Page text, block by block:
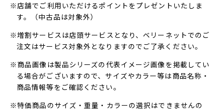
※店舗でご利用いただけるポイントをプレゼントいたしま
す。（中古品は対象外）
※増割サービスは店頭サービスとなり、ベリーネットでのご
注文はサービス対象外となりますのでご了承ください。
※商品画像は製品シリーズの代表イメージ画像を掲載してい
る場合がございますので、サイズやカラー等は商品名称・
商品情報等をご確認ください。
※特価商品のサイズ・重量・カラーの選択はできませんの